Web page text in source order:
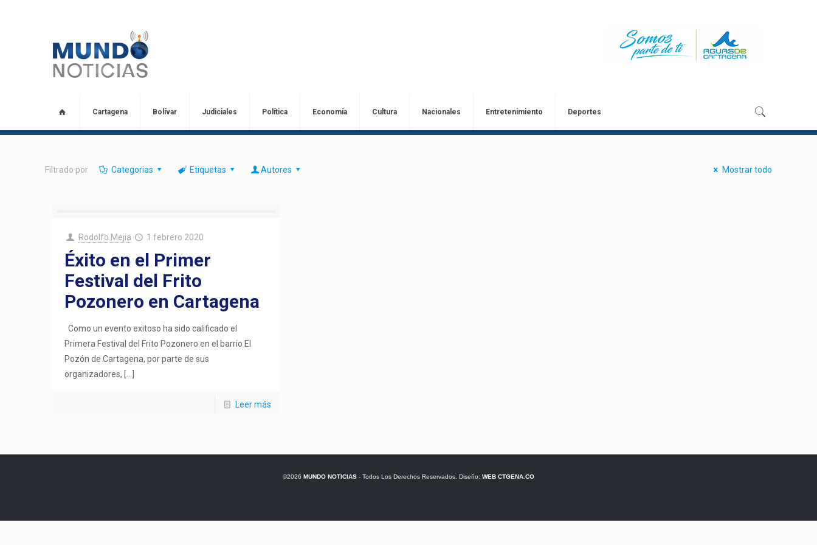
Cartagena Bolívar Judiciales Política Economía Cultura Nacionales Entretenimiento Deportes
Filtrado por Categorias Etiquetas Autores Mostrar todo
Rodolfo Mejia 1 febrero 2020
Éxito en el Primer
Festival del Frito
Pozonero en Cartagena
Como un evento exitoso ha sido calificado el
Primera Festival del Frito Pozonero en el barrio El
Pozón de Cartagena, por parte de sus
organizadores,
Leer más
©2026 MUNDO NOTICIAS- Todos Los Derechos Reservados. Diseño: WEB CTGENA.CO